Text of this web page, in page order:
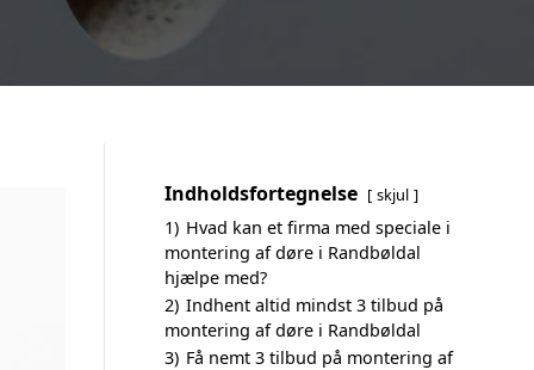
Indholdsfortegnelse skjul
1) Hvad kan et firma med speciale i
montering af døre i Randbøldal
hjælpe med?
2) Indhent altid mindst 3 tilbud på
montering af døre i Randbøldal
3) Få nemt 3 tilbud på montering af